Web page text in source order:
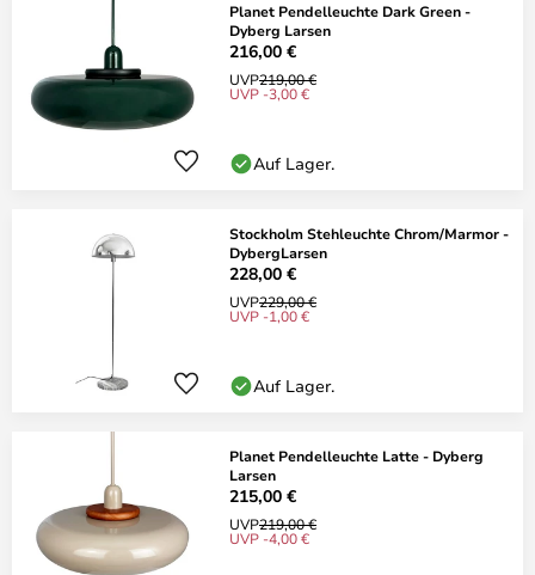
Planet Pendelleuchte Dark Green -
Dyberg Larsen
216,00 €
UVP219,00 €
UVP -3,00 €
Auf Lager.
Stockholm Stehleuchte Chrom/Marmor -
DybergLarsen
228,00 €
UVP229,00 €
UVP -1,00 €
Auf Lager.
Planet Pendelleuchte Latte - Dyberg
Larsen
215,00 €
UVP219,00 €
UVP -4,00 €